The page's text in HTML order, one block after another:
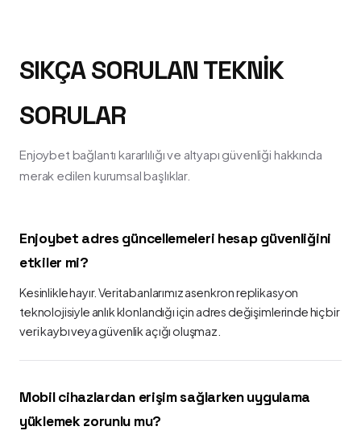
SIKÇA SORULAN TEKNIK
SORULAR
Enjoybet bağlantı kararlılığı ve altyapı güvenliği hakkında
merak edilen kurumsal başlıklar.
Enjoybet adres güncellemeleri hesap güvenliğini
etkiler mi?
Kesinlikle hayır. Veritabanlarımız asenkron replikasyon
teknolojisiyle anlık klonlandığı için adres değişimlerinde hiçbir
veri kaybı veya güvenlik açığı oluşmaz.
Mobil cihazlardan erişim sağlarken uygulama
yüklemek zorunlu mu?